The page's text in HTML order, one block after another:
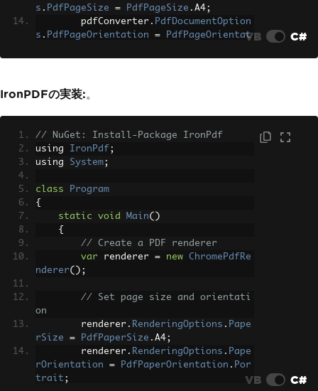
s . PdfPageSize = PdfPageSize . A4;
        pdfConverter
. PdfDocumentOption
s . PdfPageOrientation =
PdfPageOrientat
byte
GetPdfBytesFromUrl
ple.com");
// Save to file
System
"webpage.pdf"
Console
L created successfully!"
}
VB C#
IronPDFの実装:。
// NuGet: Install-Package IronPdf
using IronPdf ;
using System;
class
Program
{
static
void Main()
{
// Create a PDF renderer
var renderer = new
ChromePdfRe
nderer();
// Set page size and orientati
on
        renderer
. RenderingOptions . Pape
rSize
= PdfPaperSize . A4;
        renderer
. RenderingOptions . Pape
rOrientation
= PdfPaperOrientation . Por
trait ; VB C#